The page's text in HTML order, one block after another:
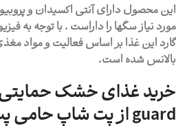
این محصول دارای آنتی اکسیدان و
مورد نیاز سگها را داراست . با توجه به
گارد این غذا بر اساس فعالیت و مواد
بالانس شده است.
خرید غذای خشک
guard از پت شاپ حامی پت